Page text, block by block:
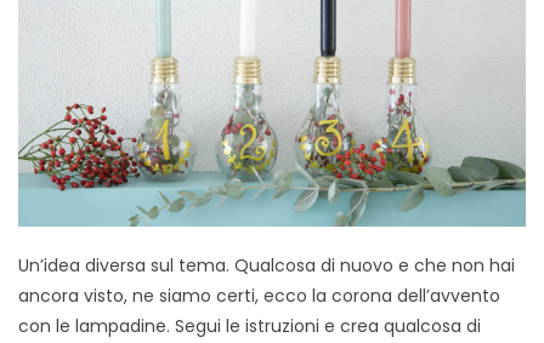
Un’idea diversa sul tema. Qualcosa di nuovo e che non hai
ancora visto, ne siamo certi, ecco la corona dell’avvento
con le lampadine. Segui le istruzioni e crea qualcosa di